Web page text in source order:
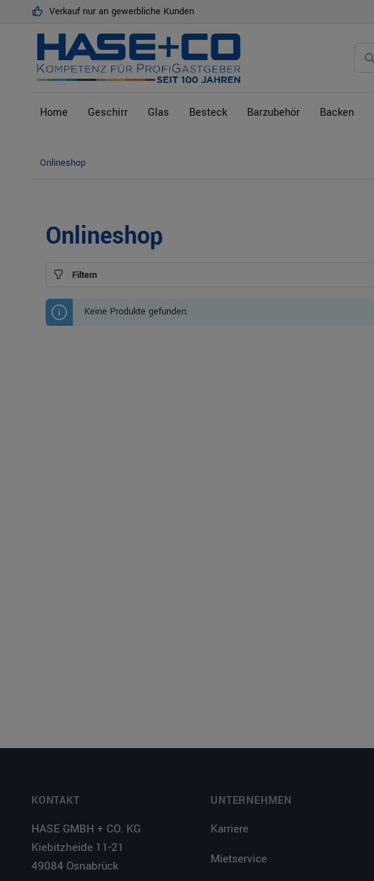
Zur Hauptnavigation springen
Verkauf nur an gewerbliche Kunden
Home Geschirr Glas Besteck Barzubehör Backen
Onlineshop
Onlineshop
Filtern
Keine Produkte gefunden.
KONTAKT
HASE GMBH + CO. KG
Kiebitzheide 11-21
49084 Osnabrück
UNTERNEHMEN
Karriere
Mietservice